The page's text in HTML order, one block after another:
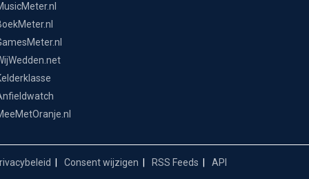
Consent wijzigen RSS Feeds API